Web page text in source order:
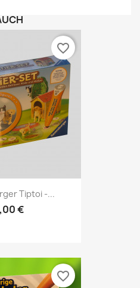
Tiptoi -...
€
favorite_border
favorite_border